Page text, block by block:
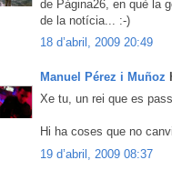
de Pàgina26, en què la
de la notícia... :-)
18 d’abril, 2009 20:49
Manuel Pérez i Muñoz
Xe tu, un rei que es
Hi ha coses que no
19 d’abril, 2009 08:37